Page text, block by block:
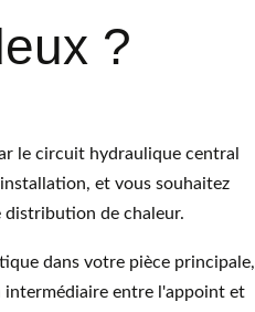
?
le circuit hydraulique central
et vous souhaitez
distribution de chaleur.
dans votre pièce principale,
intermédiaire entre l'appoint et